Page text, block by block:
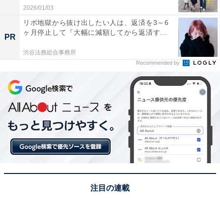
2026/01/03
PR
リボ地獄から抜け出したい人は、返済を3～6
ヶ月停止して『大幅に減額してから返済す...
渋谷法務総合事務所
Recommended by
注目の連載